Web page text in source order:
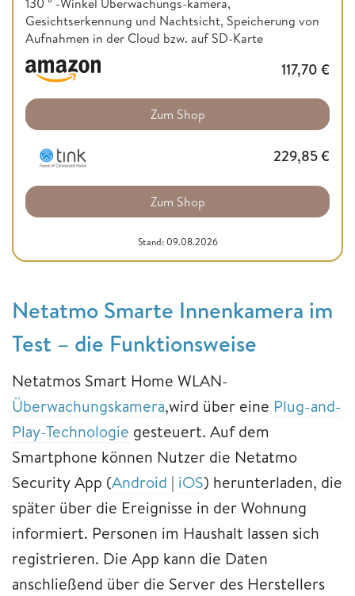
Gesichtserkennung und Nachtsicht, Speicherung von
Aufnahmen in der Cloud bzw. auf SD-Karte
117,70 €
Zum Shop
229,85€
Zum Shop
Stand: 09.08.2026
Netatmo Smarte Innenkamera im
Test – die Funktionsweise
Netatmos Smart Home WLAN-
Überwachungskamera,wird über eine Plug-and-
Play-Technologie gesteuert. Auf dem
Smartphone können Nutzer die Netatmo
Security App (Android | iOS) herunterladen, die
später über die Ereignisse in der Wohnung
informiert. Personen im Haushalt lassen sich
registrieren. Die App kann die Daten
anschließend über die Server des Herstellers